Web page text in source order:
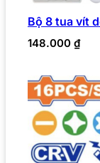
Bộ 8 tua vít
148.000 ₫